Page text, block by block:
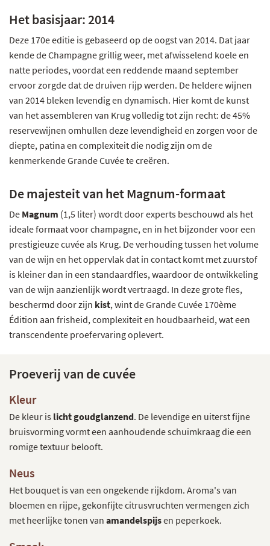
Het basisjaar: 2014
Deze 170e editie is gebaseerd op de oogst van 2014. Dat jaar
kende de Champagne grillig weer, met afwisselend koele en
natte periodes, voordat een reddende maand september
ervoor zorgde dat de druiven rijp werden. De heldere wijnen
van 2014 bleken levendig en dynamisch. Hier komt de kunst
van het assembleren van Krug volledig tot zijn recht: de 45%
reservewijnen omhullen deze levendigheid en zorgen voor de
diepte, patina en complexiteit die nodig zijn om de
kenmerkende Grande Cuvée te creëren.
De majesteit van het Magnum-formaat
De Magnum (1,5 liter) wordt door experts beschouwd als het
ideale formaat voor champagne, en in het bijzonder voor een
prestigieuze cuvée als Krug. De verhouding tussen het volume
van de wijn en het oppervlak dat in contact komt met zuurstof
is kleiner dan in een standaardfles, waardoor de ontwikkeling
van de wijn aanzienlijk wordt vertraagd. In deze grote fles,
beschermd door zijn kist, wint de Grande Cuvée 170ème
Édition aan frisheid, complexiteit en houdbaarheid, wat een
transcendente proefervaring oplevert.
Proeverij van de cuvée
Kleur
De kleur is licht goudglanzend. De levendige en uiterst fijne
bruisvorming vormt een aanhoudende schuimkraag die een
romige textuur belooft.
Neus
Het bouquet is van een ongekende rijkdom. Aroma's van
bloemen en rijpe, gekonfijte citrusvruchten vermengen zich
met heerlijke tonen van amandelspijsen peperkoek.